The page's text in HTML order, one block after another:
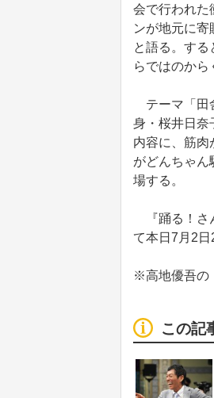
会で行われた
ンが地元に寄
と語る。す
らではのから
テーマ「田
身・桜井日奈
内容に、筋肉
がどんちゃん
場する。
『踊る！さ
て本日7月2日
※高地優吾の
この記